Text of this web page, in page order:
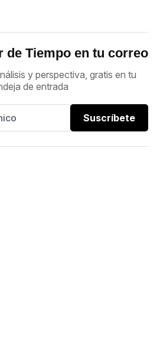
de Tiempo en tu correo
y perspectiva, gratis en tu
de entrada
Suscríbete